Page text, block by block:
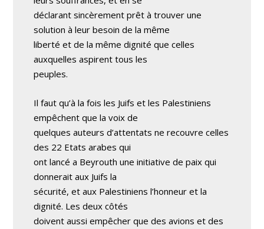
déclarant sincèrement prêt à trouver une
solution à leur besoin de la même
liberté et de la même dignité que celles
auxquelles aspirent tous les
peuples.
Il faut qu’à la fois les Juifs et les Palestiniens
empêchent que la voix de
quelques auteurs d’attentats ne recouvre celles
des 22 Etats arabes qui
ont lancé a Beyrouth une initiative de paix qui
donnerait aux Juifs la
sécurité, et aux Palestiniens l’honneur et la
dignité. Les deux côtés
doivent aussi empêcher que des avions et des